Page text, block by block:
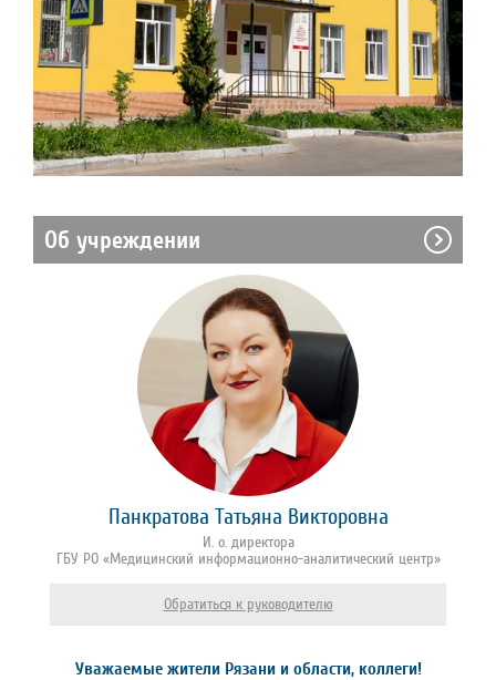
Об учреждении
Панкратова Татьяна Викторовна
И. о. директора
ГБУ РО «Медицинский информационно-аналитический центр»
Обратиться к руководителю
Уважаемые жители Рязани и области, коллеги!